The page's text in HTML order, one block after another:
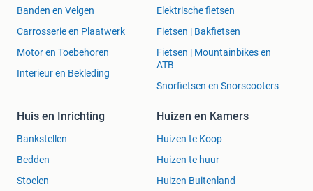
• Speelmogelijkheden en plekken waar kinderen veilig
• Parkopzet met aandacht voor groen en privacy
• Praktische voorzieningen voor een zorgeloos verblijf
• Vakantiepark Duinzicht ligt op korte afstand van strand
en duinen
natuurreservaten
Banden en Velgen
Carrosserie en Plaatwerk
Motor en Toebehoren
Interieur en Bekleding
Elektrische fietsen
Fietsen | Bakfietsen
Fietsen | Mountainbikes en
ATB
Snorfietsen en Snorscooters
Huis en Inrichting
Bankstellen
Bedden
Stoelen
Huizen en Kamers
Huizen te Koop
Huizen te huur
Huizen Buitenland